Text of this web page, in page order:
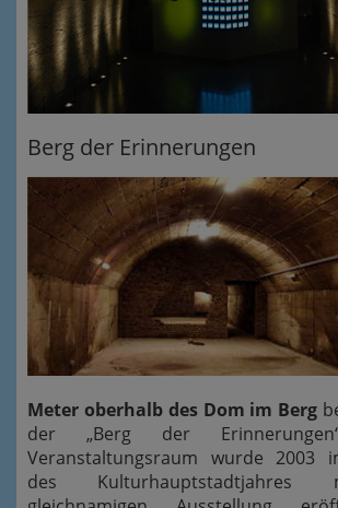
Berg der Erinnerungen
Meter oberhalb des Dom im Berg
der „Berg der
Veranstaltungsraum wurde 2003
des